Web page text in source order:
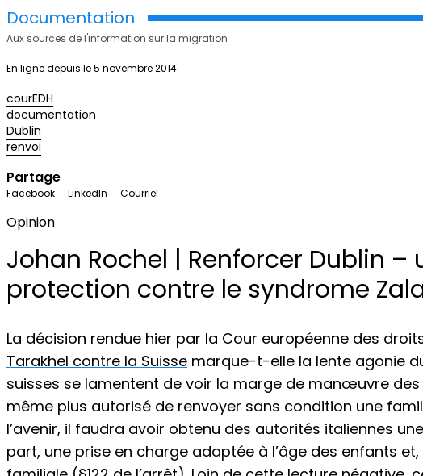
Documentation
Aux sources de l'information sur la migration
En ligne depuis le 5 novembre 2014
courEDH
documentation
Dublin
renvoi
Partage
Facebook LinkedIn Courriel
Opinion
Johan Rochel | Renforcer Dublin
protection contre le syndrome
La décision rendue hier par la Cour européenne des
Tarakhel contre la Suisse marque-t-elle la lente agonie
suisses se lamentent de voir la marge de manœuvre des
même plus autorisé de renvoyer sans condition une
l’avenir, il faudra avoir obtenu des autorités italiennes
part, une prise en charge adaptée à l’âge des enfants